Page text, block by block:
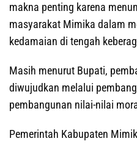
makna penting karena
masyarakat Mimika dalam
kedamaian di tengah
Masih menurut Bupati,
diwujudkan melalui
pembangunan nilai-nilai
Pemerintah Kabupaten